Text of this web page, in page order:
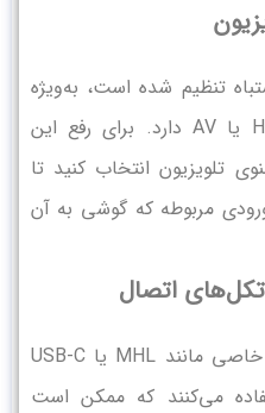
تنظیم شده است، به‌ویژه
اگر چندین ورودی مانند HDMI یا AV دارد. برای رفع این
تلویزیون انتخاب کنید تا
مربوطه که گوشی به آن
اتصال
برخی گوشی‌ها از پروتکل‌های خاصی مانند MHL یا USB-C
می‌کنند که ممکن است